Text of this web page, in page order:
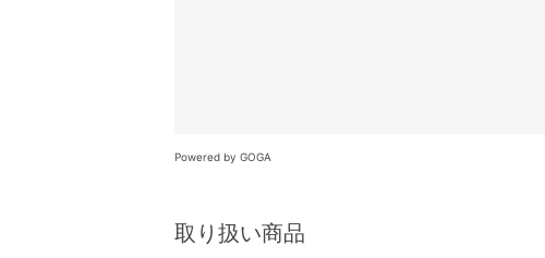
Powered by GOGA
取り扱い商品